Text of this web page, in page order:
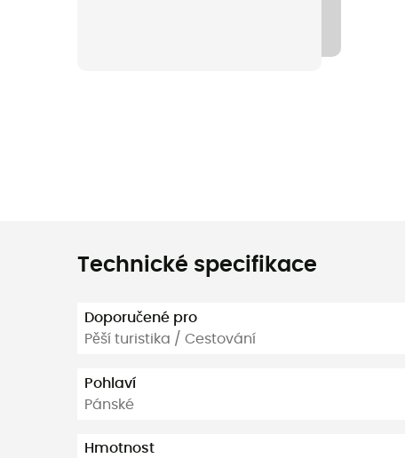
Technické specifikace
Doporučené pro
Pěší turistika / Cestování
Pohlaví
Pánské
Hmotnost